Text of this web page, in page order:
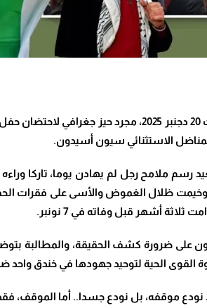
لم تكن قاعة دار المحامي بشارع المقاومة في الدار
الاستثنائي سيون أسيدون.
رسم ملامح رجل لم يهادن يوما، تاركا
وخيمت ظلال الغموض والأسى على فقرات
أشهر قبل وفاته في 7 نونبر
.
على ضرورة كشف الحقيقة، والمطالبة
القوى الحية لتوحيد جهودها في خندق واحد ضد
نودع موقفه، بل نودع جسدا.. أما الموقف،